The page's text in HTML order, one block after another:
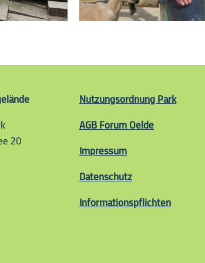
Vier-Jahreszeiten-Park
20
Nutzungsordnung Park
AGB Forum Oelde
Impressum
Datenschutz
Informationspflichten